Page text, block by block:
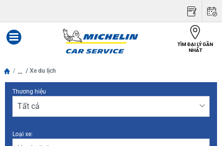
TÌM ĐẠI LÝ GẦN
NHẤT
... Xe du lịch
Thương hiệu
Loại xe: